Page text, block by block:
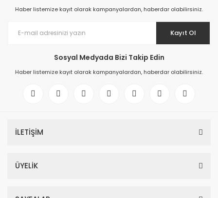
Haber listemize kayıt olarak kampanyalardan, haberdar olabilirsiniz.
Kayıt Ol
Sosyal Medyada Bizi Takip Edin
Haber listemize kayıt olarak kampanyalardan, haberdar olabilirsiniz.
İLETİŞİM
ÜYELİK